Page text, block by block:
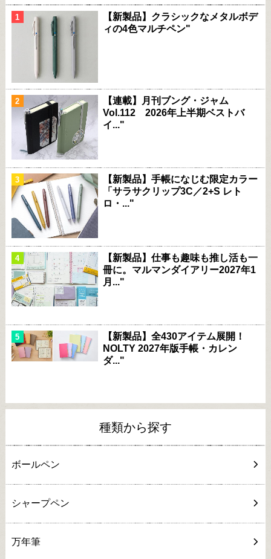
【新製品】クラシックなメタルボデ
ィの4色マルチペン"
【連載】月刊ブング・ジャム
Vol.112 2026年上半期ベストバ
イ..."
【新製品】手帳になじむ限定カラー
「サラサクリップ3C／2+S レト
ロ・..."
【新製品】仕事も趣味も推し活も一
冊に。マルマンダイアリー2027年1
月..."
【新製品】全430アイテム展開！
NOLTY 2027年版手帳・カレン
ダ..."
種類から探す
ボールペン
シャープペン
万年筆